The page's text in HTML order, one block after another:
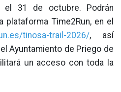
el 31 de octubre. Podrán
Time2Run, en el
tinosa-trail-2026/, así
Ayuntamiento de Priego de
un acceso con toda la